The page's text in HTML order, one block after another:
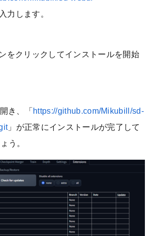
力します。
をクリックしてインストールを開始
き、「 https://github.com/Mikubill/sd-
」が正常にインストールが完了して
う。